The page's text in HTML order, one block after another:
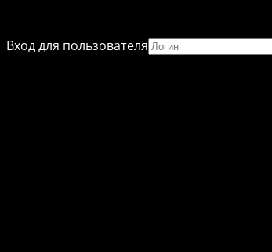
Вход для пользователя